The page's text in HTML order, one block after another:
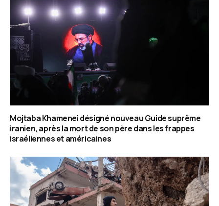
Mojtaba Khamenei désigné nouveau Guide suprême
iranien, après la mort de son père dans les frappes
israéliennes et américaines